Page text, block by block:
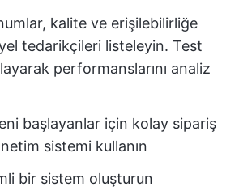
kalite ve erişilebilirliğe
tedarikçileri listeleyin. Test
performanslarını analiz
başlayanlar için kolay sipariş
sistemi kullanın
bir sistem oluşturun